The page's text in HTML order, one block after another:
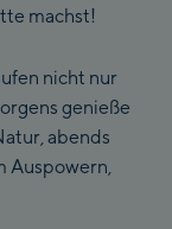
machst!
nicht nur
genieße
abends
Auspowern,